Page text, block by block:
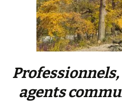
agents